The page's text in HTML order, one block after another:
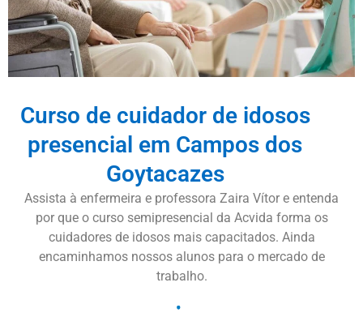
Curso de cuidador de idosos
presencial em Campos dos
Goytacazes
Assista à enfermeira e professora Zaira Vítor e entenda
por que o curso semipresencial da Acvida forma os
cuidadores de idosos mais capacitados. Ainda
encaminhamos nossos alunos para o mercado de
trabalho.